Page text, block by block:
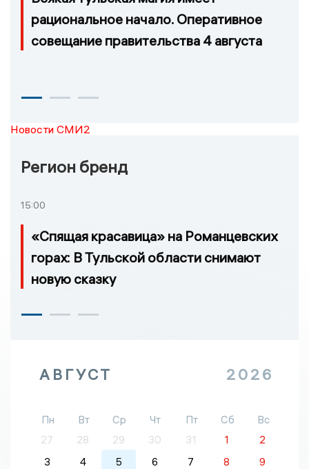
рациональное начало. Оперативное
совещание правительства 4 августа
Новости СМИ2
Регион бренд
15:00
«Спящая красавица» на Романцевских
горах: В Тульской области снимают
новую сказку
АВГУСТ 2026
Пн Вт Ср Чт Пт Сб
Вс
27
28 29 30 31 1
2
3
4 5 6 7 8
9